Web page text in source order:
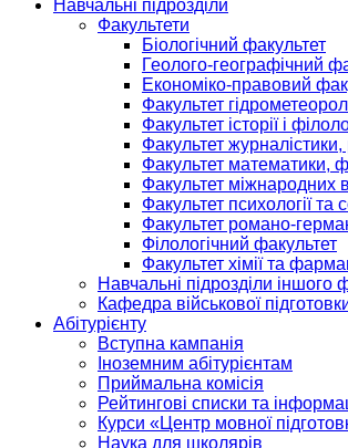
Навчальні підрозділи
Факультети
Біологічний факультет
Геолого-географічний
Економіко-правовий
Факультет
Факультет історії і
Факультет
Факультет математики,
Факультет міжнародних
Факультет психології та
Факультет романо-
Філологічний факультет
Факультет хімії та
Навчальні підрозділи іншого
Кафедра військової
Абітурієнту
Вступна кампанія
Іноземним абітурієнтам
Приймальна комісія
Рейтингові списки та
Курси «Центр мовної
Наука для школярів